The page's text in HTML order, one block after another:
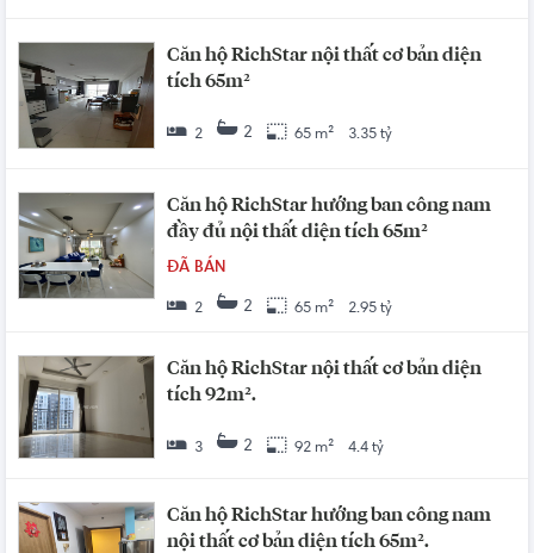
Căn hộ RichStar nội thất cơ bản diện
tích 65m²
2 2 65 m² 3.35 tỷ
Căn hộ RichStar hướng ban công nam
đầy đủ nội thất diện tích 65m²
ĐÃ BÁN
2 2 65 m² 2.95 tỷ
Căn hộ RichStar nội thất cơ bản diện
tích 92m².
3 2 92 m² 4.4 tỷ
Căn hộ RichStar hướng ban công nam
nội thất cơ bản diện tích 65m².